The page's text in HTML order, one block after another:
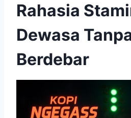
Rahasia
Dewasa
Berdebar